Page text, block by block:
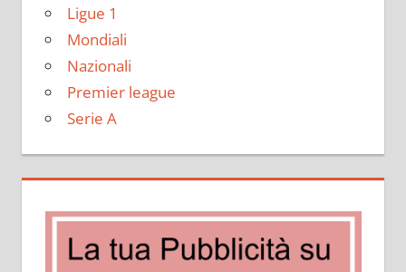
Ligue 1
Mondiali
Nazionali
Premier league
Serie A